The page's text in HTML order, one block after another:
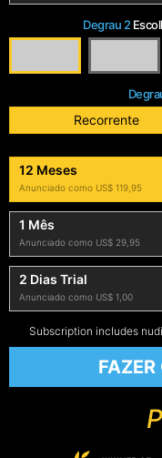
Degrau 2
Recorrente
12 Meses
Anunciado como US$ 119,95
1 Mês
Anunciado como US$ 29,95
2 Dias Trial
Anunciado como US$ 1,00
Subscription includes